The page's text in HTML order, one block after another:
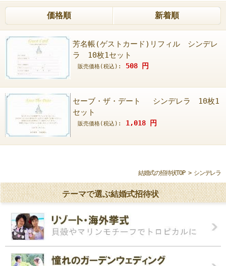
価格順 新着順
芳名帳(ゲストカード)リフィル シンデレ
ラ 10枚1セット
販売価格(税込): 508 円
セーブ・ザ・デート シンデレラ 10枚1
セット
販売価格(税込): 1,018 円
結婚式の招待状TOP> シンデレラ
テーマで選ぶ結婚式招待状